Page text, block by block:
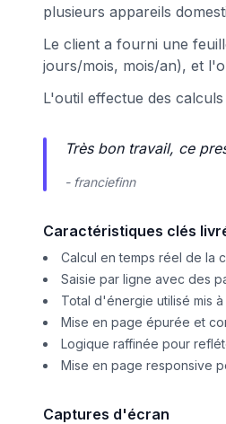
plusieurs appareils
Le client a fourni une
jours/mois, mois/an), et
L'outil effectue des
Très bon travail, ce
- franciefinn
Caractéristiques clés
Calcul en temps réel de la
Saisie par ligne avec des
Total d'énergie utilisé mis
Mise en page épurée et
Logique raffinée pour
Mise en page responsive
Captures d'écran